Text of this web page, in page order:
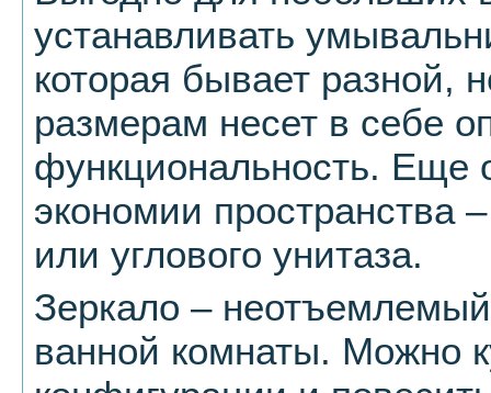
устанавливать
которая бывает разной,
размерам несет в себе
функциональность. Еще
экономии пространства
или углового унитаза.
Зеркало –
ванной комнаты. Можно